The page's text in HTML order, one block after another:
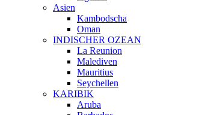
Asien
Kambodscha
Oman
INDISCHER OZEAN
La Reunion
Malediven
Mauritius
Seychellen
KARIBIK
Aruba